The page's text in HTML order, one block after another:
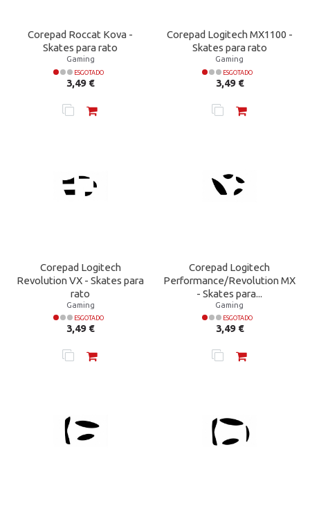
Corepad Roccat Kova -
Skates para rato
Gaming
ESGOTADO
Preço
3,49 €
Corepad Logitech MX1100 -
Skates para rato
Gaming
ESGOTADO
Preço
3,49 €
Corepad Logitech
Revolution VX - Skates para
rato
Gaming
ESGOTADO
Preço
3,49 €
Corepad Logitech
Performance/Revolution MX
- Skates para...
Gaming
ESGOTADO
Preço
3,49 €